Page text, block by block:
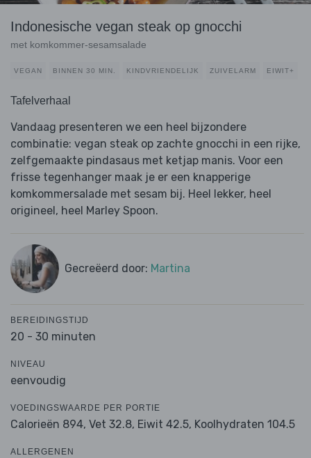
Indonesische vegan steak op gnocchi
met komkommer-sesamsalade
VEGAN BINNEN 30 MIN. KINDVRIENDELIJK ZUIVELARM EIWIT+
Tafelverhaal
Vandaag presenteren we een heel bijzondere
combinatie: vegan steak op zachte gnocchi in een rijke,
zelfgemaakte pindasaus met ketjap manis. Voor een
frisse tegenhanger maak je er een knapperige
komkommersalade met sesam bij. Heel lekker, heel
origineel, heel Marley Spoon.
Gecreëerd door: Martina
BEREIDINGSTIJD
20 - 30 minuten
NIVEAU
eenvoudig
VOEDINGSWAARDE PER PORTIE
Calorieën 894, Vet 32.8, Eiwit 42.5, Koolhydraten 104.5
ALLERGENEN